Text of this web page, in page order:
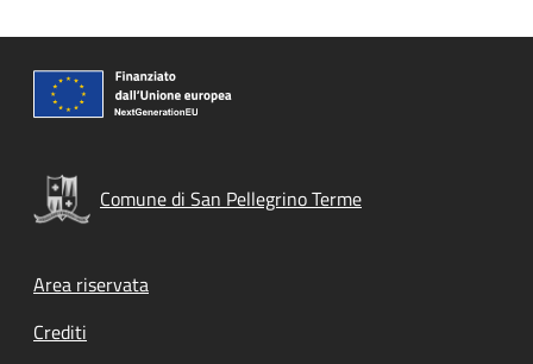
Comune di San Pellegrino Terme
Footer menu
Area riservata
Crediti